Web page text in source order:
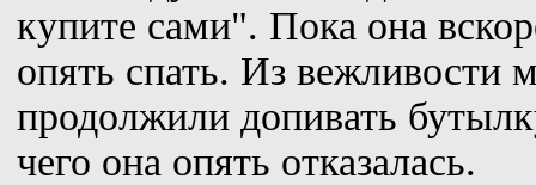
купите сами". Пока она
опять спать. Из вежливости
продолжили допивать
чего она опять отказалась.